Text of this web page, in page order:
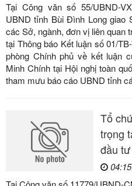
Tại Công văn số 55/UBND-
UBND tỉnh Bùi Đình Long
các Sở, ngành, đơn vị liên quan
tại Thông báo Kết luận số 01/
phòng Chính phủ về kết luận
Minh Chính tại Hội nghị toàn
tham mưu báo cáo UBND tỉnh
Tổ
trọng
đầu